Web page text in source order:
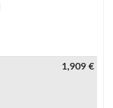
1,909 €